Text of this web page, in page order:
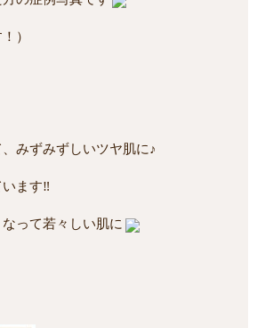
）
みずみずしいツヤ肌に♪
ます‼
って若々しい肌に